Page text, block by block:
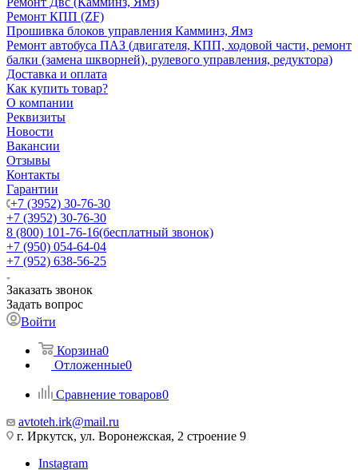
Ремонт КПП (ZF)
Прошивка блоков управления Камминз, Ямз
Ремонт автобуса ПАЗ (двигателя, КПП, ходовой части, ремонт
балки (замена шкворней), рулевого управления, редуктора)
Доставка и оплата
Как купить товар?
О компании
Реквизиты
Новости
Вакансии
Отзывы
Контакты
Гарантии
+7 (3952) 30-76-30
+7 (3952) 30-76-30
8 (800) 101-76-16(бесплатный звонок)
+7 (950) 054-64-04
+7 (952) 638-56-25
Заказать звонок
Задать вопрос
Войти
Корзина0
Отложенные0
Сравнение товаров0
avtoteh.irk@mail.ru
г. Иркутск, ул. Воронежская, 2 строение 9
Instagram